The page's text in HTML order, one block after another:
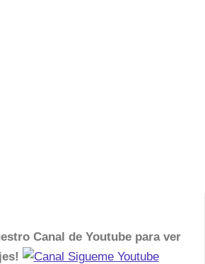
Canal de Youtube para ver